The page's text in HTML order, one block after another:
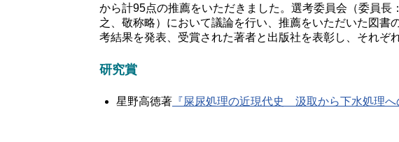
から計95点の推薦をいただきました。選考委員会（委員
之、敬称略）において議論を行い、推薦をいただいた図
考結果を発表、受賞された著者と出版社を表彰し、それぞ
研究賞
星野高徳著 『屎尿処理の近現代史 汲取から下水処理へ